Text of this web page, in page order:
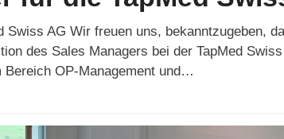
Swiss AG Wir freuen uns, bekanntzugeben,
des Sales Managers bei der TapMed
Bereich OP-Management und…